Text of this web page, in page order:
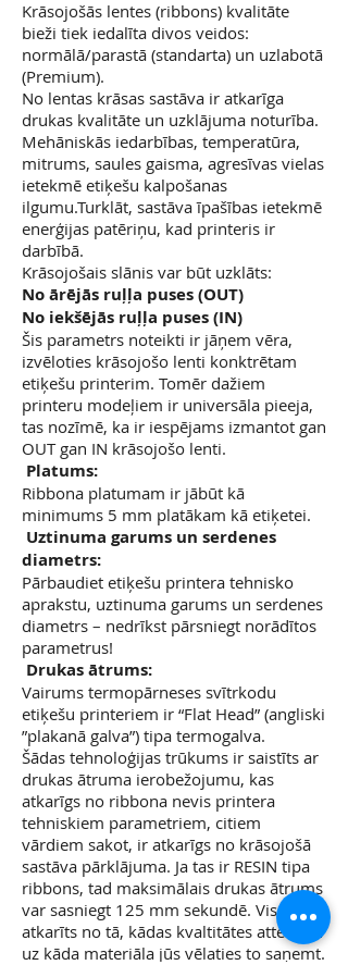
Krāsojošās lentes (ribbons) kvalitāte
bieži tiek iedalīta divos veidos:
normālā/parastā (standarta) un uzlabotā
(Premium).
No lentas krāsas sastāva ir atkarīga
drukas kvalitāte un uzklājuma noturība.
Mehāniskās iedarbības, temperatūra,
mitrums, saules gaisma, agresīvas vielas
ietekmē etiķešu kalpošanas
ilgumu.Turklāt, sastāva īpašības ietekmē
enerģijas patēriņu, kad printeris ir
darbībā.
Krāsojošais slānis var būt uzklāts:
No ārējās ruļļa puses (OUT)
No iekšējās ruļļa puses (IN)
Šis parametrs noteikti ir jāņem vēra,
izvēloties krāsojošo lenti konktrētam
etiķešu printerim. Tomēr dažiem
printeru modeļiem ir universāla pieeja,
tas nozīmē, ka ir iespējams izmantot gan
OUT gan IN krāsojošo lenti.
Platums:
Ribbona platumam ir jābūt kā
minimums 5 mm platākam kā etiķetei.
Uztinuma garums un serdenes
diametrs:
Pārbaudiet etiķešu printera tehnisko
aprakstu, uztinuma garums un serdenes
diametrs – nedrīkst pārsniegt norādītos
parametrus!
Drukas ātrums:
Vairums termopārneses svītrkodu
etiķešu printeriem ir “Flat Head” (angliski
”plakanā galva”) tipa termogalva.
Šādas tehnoloģijas trūkums ir saistīts ar
drukas ātruma ierobežojumu, kas
atkarīgs no ribbona nevis printera
tehniskiem parametriem, citiem
vārdiem sakot, ir atkarīgs no krāsojošā
sastāva pārklājuma. Ja tas ir RESIN tipa
ribbons, tad maksimālais drukas ātrums
var sasniegt 125 mm sekundē. Viss
atkarīts no tā, kādas kvaltitātes attēlu un
uz kāda materiāla jūs vēlaties to saņemt.